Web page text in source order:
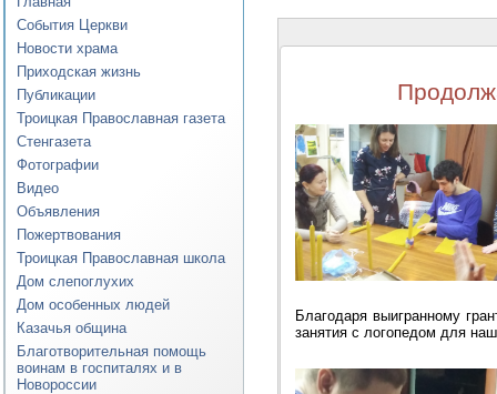
События Церкви
Новости храма
Приходская жизнь
Публикации
Троицкая Православная газета
Стенгазета
Фотографии
Видео
Объявления
Пожертвования
Троицкая Православная школа
Дом слепоглухих
Дом особенных людей
Казачья община
Благотворительная помощь
воинам в госпиталях и в
Новороссии
Благодаря выигранному
занятия с логопедом для